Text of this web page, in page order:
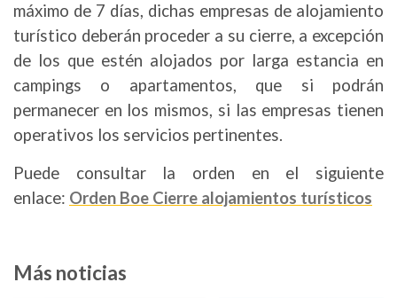
máximo de 7 días, dichas empresas de alojamiento
turístico deberán proceder a su cierre, a excepción
de los que estén alojados por larga estancia en
campings o apartamentos, que si podrán
permanecer en los mismos, si las empresas tienen
operativos los servicios pertinentes.
Puede consultar la orden en el siguiente
enlace: Orden Boe Cierre alojamientos turísticos
Más noticias